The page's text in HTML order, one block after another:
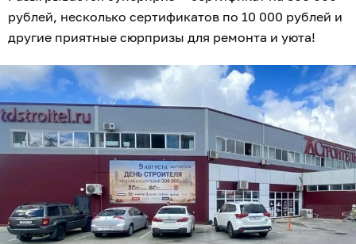
рублей, несколько сертификатов по 10 000 рублей и
другие приятные сюрпризы для ремонта и уюта!